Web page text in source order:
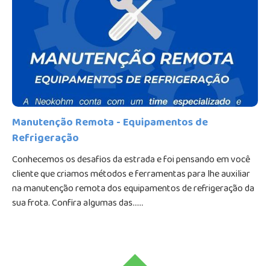
Manutenção Remota - Equipamentos de
Refrigeração
Conhecemos os desafios da estrada e foi pensando em você
cliente que criamos métodos e ferramentas para lhe auxiliar
na manutenção remota dos equipamentos de refrigeração da
sua frota. Confira algumas das......